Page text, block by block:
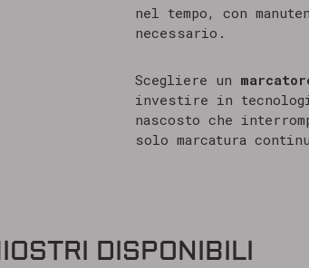
nel tempo, con
necessario.
Scegliere un
investire in
nascosto che
solo marcatura
DISPONIBILI